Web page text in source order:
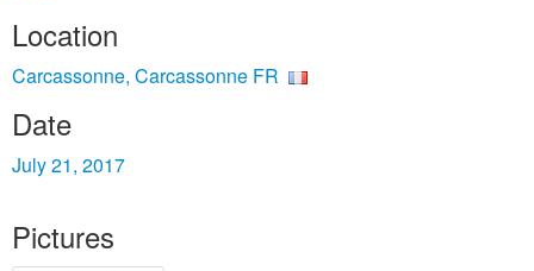
Location
Carcassonne, Carcassonne FR
Date
July 21, 2017
Pictures